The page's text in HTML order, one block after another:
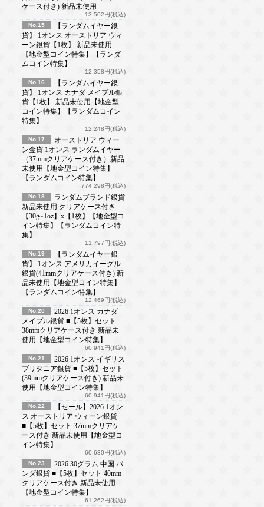
ケース付き) 新品未使用
13,502円(税込)
No.15
【ランダムイヤー銀
貨】 1オンス オーストリア ウィ
ーン銀貨【1枚】 新品未使用
【地金型コイン特集】【ランダ
ムコイン特集】
12,358円(税込)
No.16
【ランダムイヤー銀
貨】 1オンス カナダ メイプル銀
貨【1枚】 新品未使用【地金型
コイン特集】【ランダムコイン
特集】
12,248円(税込)
No.17
オーストリア ウィー
ン金貨 1オンス ランダムイヤー
（37mmクリアケース付き）新品
未使用【地金型コイン特集】
【ランダムコイン特集】
774,298円(税込)
No.18
ランダムブランド銀貨
新品未使用 クリアケース付き
【30g~1oz】x【1枚】【地金型コ
イン特集】【ランダムコイン特
集】
11,797円(税込)
No.19
【ランダムイヤー銀
貨】 1オンス アメリカイーグル
銀貨(41mmクリアケース付き) 新
品未使用【地金型コイン特集】
【ランダムコイン特集】
12,469円(税込)
No.20
2026 1オンス カナダ
メイプル銀貨 ■【5枚】セット
38mmクリアケース付き 新品未
使用【地金型コイン特集】
60,941円(税込)
No.21
2026 1オンス イギリス
ブリタニア銀貨 ■【5枚】セット
(39mmクリアケース付き) 新品未
使用【地金型コイン特集】
60,941円(税込)
No.22
【セール】2026 1オン
ス オーストリア ウィーン銀貨
■【5枚】セット 37mmクリアケ
ース付き 新品未使用【地金型コ
イン特集】
60,630円(税込)
No.23
2026 30グラム 中国 パ
ンダ銀貨 ■【5枚】セット 40mm
クリアケース付き 新品未使用
【地金型コイン特集】
61,262円(税込)